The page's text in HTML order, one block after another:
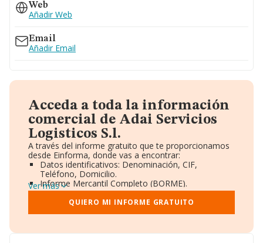
Web
Añadir Web
Email
Añadir Email
Acceda a toda la información
comercial de Adai Servicios
Logisticos S.l.
A través del informe gratuito que te proporcionamos
desde Einforma, donde vas a encontrar:
Datos identificativos: Denominación, CIF,
Teléfono, Domicilio.
Informe Mercantil Completo (BORME).
Gráficos de Evolución Ventas y Empleados.
Consejo de Administración y Administradores.
Directivos y Ejecutivos.
Ver más
QUIERO MI INFORME GRATUITO